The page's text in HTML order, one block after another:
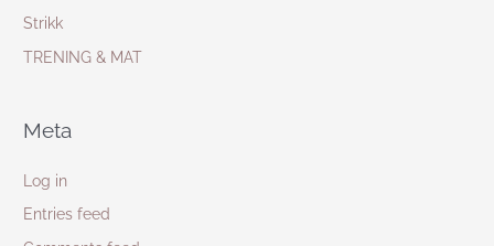
Strikk
TRENING & MAT
Meta
Log in
Entries feed